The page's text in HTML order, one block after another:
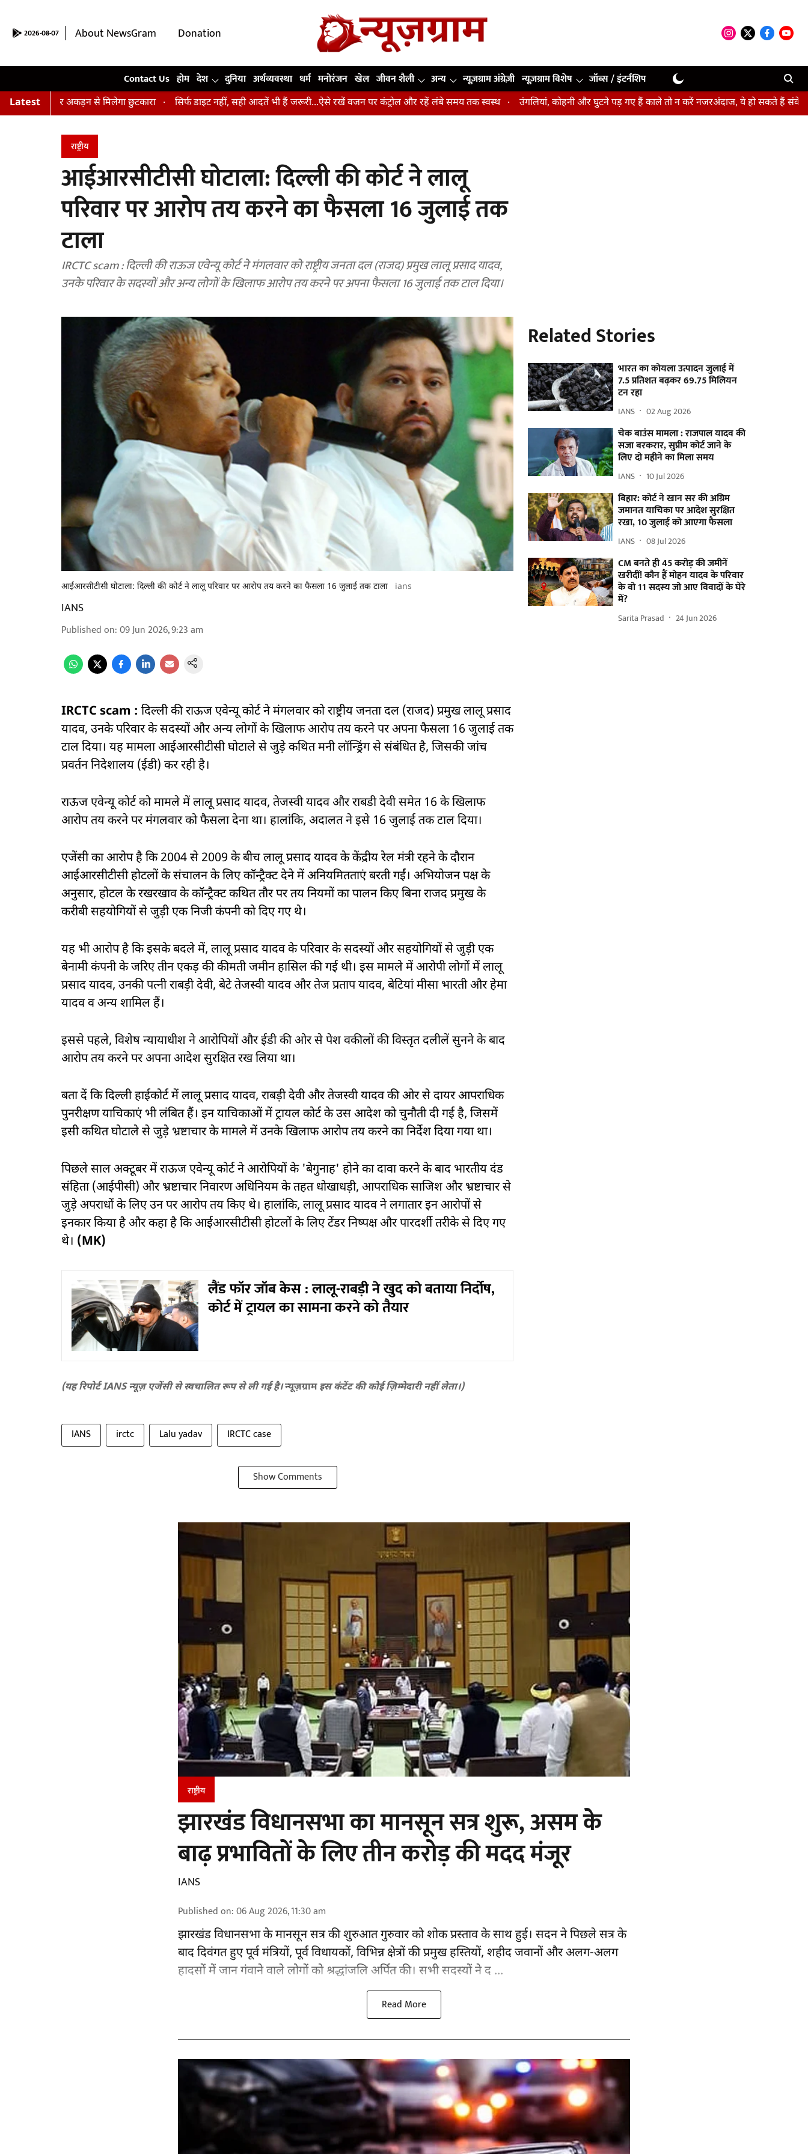
2026-08-07 About NewsGram
Donation
Contact Us होम देश दुनिया अर्थव्यवस्था धर्म मनोरंजन खेल जीवन शैली अन्य न्यूज़ग्राम अंग्रेज़ी न्यूज़ग्राम विशेष जॉब्स / इंटर्नशिप
Latest
और अकड़न से मिलेगा छुटकारा सिर्फ डाइट नहीं, सही आदतें भी हैं जरूरी...ऐसे रखें वजन पर कंट्रोल और रहें लंबे समय तक स्वस्थ उंगलियां, कोहनी और घुटने पड़ गए हैं काले तो न करें नजरअंदाज, ये हो सकते हैं संकेत
राष्ट्रीय
आईआरसीटीसी घोटाला: दिल्ली की कोर्ट ने लालू
परिवार पर आरोप तय करने का फैसला 16 जुलाई तक
टाला
IRCTC scam : दिल्ली की राऊज एवेन्यू कोर्ट ने मंगलवार को राष्ट्रीय जनता दल (राजद) प्रमुख लालू प्रसाद यादव,
उनके परिवार के सदस्यों और अन्य लोगों के खिलाफ आरोप तय करने पर अपना फैसला 16 जुलाई तक टाल दिया।
आईआरसीटीसी घोटाला: दिल्ली की कोर्ट ने लालू परिवार पर आरोप तय करने का फैसला 16 जुलाई तक टाला ians
IANS
Published on:09 Jun 2026, 9:23 am
IRCTC scam : दिल्ली की राऊज एवेन्यू कोर्ट ने मंगलवार को राष्ट्रीय जनता दल (राजद) प्रमुख लालू प्रसाद
यादव, उनके परिवार के सदस्यों और अन्य लोगों के खिलाफ आरोप तय करने पर अपना फैसला 16 जुलाई तक
टाल दिया। यह मामला आईआरसीटीसी घोटाले से जुड़े कथित मनी लॉन्ड्रिंग से संबंधित है, जिसकी जांच
प्रवर्तन निदेशालय (ईडी) कर रही है।
राऊज एवेन्यू कोर्ट को मामले में लालू प्रसाद यादव, तेजस्वी यादव और राबडी देवी समेत 16 के खिलाफ
आरोप तय करने पर मंगलवार को फैसला देना था। हालांकि, अदालत ने इसे 16 जुलाई तक टाल दिया।
एजेंसी का आरोप है कि 2004 से 2009 के बीच लालू प्रसाद यादव के केंद्रीय रेल मंत्री रहने के दौरान
आईआरसीटीसी होटलों के संचालन के लिए कॉन्ट्रैक्ट देने में अनियमितताएं बरती गईं। अभियोजन पक्ष के
अनुसार, होटल के रखरखाव के कॉन्ट्रैक्ट कथित तौर पर तय नियमों का पालन किए बिना राजद प्रमुख के
करीबी सहयोगियों से जुड़ी एक निजी कंपनी को दिए गए थे।
यह भी आरोप है कि इसके बदले में, लालू प्रसाद यादव के परिवार के सदस्यों और सहयोगियों से जुड़ी एक
बेनामी कंपनी के जरिए तीन एकड़ की कीमती जमीन हासिल की गई थी। इस मामले में आरोपी लोगों में लालू
प्रसाद यादव, उनकी पत्नी राबड़ी देवी, बेटे तेजस्वी यादव और तेज प्रताप यादव, बेटियां मीसा भारती और हेमा
यादव व अन्य शामिल हैं।
इससे पहले, विशेष न्यायाधीश ने आरोपियों और ईडी की ओर से पेश वकीलों की विस्तृत दलीलें सुनने के बाद
आरोप तय करने पर अपना आदेश सुरक्षित रख लिया था।
बता दें कि दिल्ली हाईकोर्ट में लालू प्रसाद यादव, राबड़ी देवी और तेजस्वी यादव की ओर से दायर आपराधिक
पुनरीक्षण याचिकाएं भी लंबित हैं। इन याचिकाओं में ट्रायल कोर्ट के उस आदेश को चुनौती दी गई है, जिसमें
इसी कथित घोटाले से जुड़े भ्रष्टाचार के मामले में उनके खिलाफ आरोप तय करने का निर्देश दिया गया था।
पिछले साल अक्टूबर में राऊज एवेन्यू कोर्ट ने आरोपियों के 'बेगुनाह' होने का दावा करने के बाद भारतीय दंड
संहिता (आईपीसी) और भ्रष्टाचार निवारण अधिनियम के तहत धोखाधड़ी, आपराधिक साजिश और भ्रष्टाचार से
जुड़े अपराधों के लिए उन पर आरोप तय किए थे। हालांकि, लालू प्रसाद यादव ने लगातार इन आरोपों से
इनकार किया है और कहा है कि आईआरसीटीसी होटलों के लिए टेंडर निष्पक्ष और पारदर्शी तरीके से दिए गए
थे। (MK)
लैंड फॉर जॉब केस : लालू-राबड़ी ने खुद को बताया निर्दोष,
कोर्ट में ट्रायल का सामना करने को तैयार
(यह रिपोर्ट IANS न्यूज़ एजेंसी से स्वचालित रूप से ली गई है।न्यूज़ग्रामइस कंटेंट की कोई ज़िम्मेदारी नहीं लेता।)
IANS irctc Lalu yadav IRCTC case
Show Comments
Related Stories
भारत का कोयला उत्पादन जुलाई में
7.5 प्रतिशत बढ़कर 69.75 मिलियन
टन रहा
IANS 02 Aug 2026
चेक बाउंस मामला : राजपाल यादव की
सजा बरकरार, सुप्रीम कोर्ट जाने के
लिए दो महीने का मिला समय
IANS 10 Jul 2026
बिहार: कोर्ट ने खान सर की अग्रिम
जमानत याचिका पर आदेश सुरक्षित
रखा, 10 जुलाई को आएगा फैसला
IANS 08 Jul 2026
CM बनते ही 45 करोड़ की जमीनें
खरीदीं! कौन हैं मोहन यादव के परिवार
के वो 11 सदस्य जो आए विवादों के घेरे
में?
Sarita Prasad 24 Jun 2026
राष्ट्रीय
झारखंड विधानसभा का मानसून सत्र शुरू, असम के
बाढ़ प्रभावितों के लिए तीन करोड़ की मदद मंजूर
IANS
Published on:06 Aug 2026, 11:30 am
झारखंडविधानसभा के मानसून सत्र की शुरुआत गुरुवार को शोक प्रस्ताव के साथ हुई। सदन ने पिछले सत्र के
बाद दिवंगत हुए पूर्व मंत्रियों, पूर्व विधायकों, विभिन्न क्षेत्रों की प्रमुख हस्तियों, शहीद जवानों और अलग-अलग
हादसों में जान गंवाने वाले लोगों को श्रद्धांजलि अर्पित की। सभी सदस्यों ने द ...
Read More